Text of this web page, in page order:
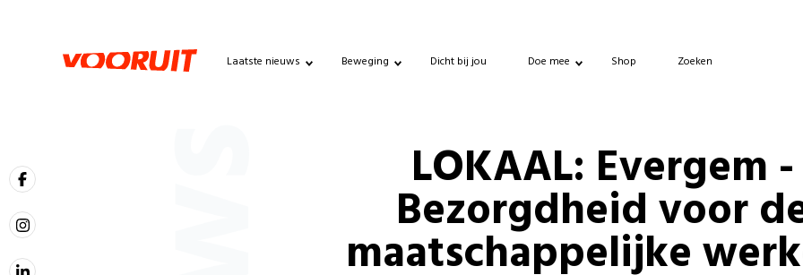
Laatste nieuws Beweging Dicht bij jou Doe mee Shop Zoeken
LOKAAL: Evergem -
Bezorgdheid voor
maatschappelijke